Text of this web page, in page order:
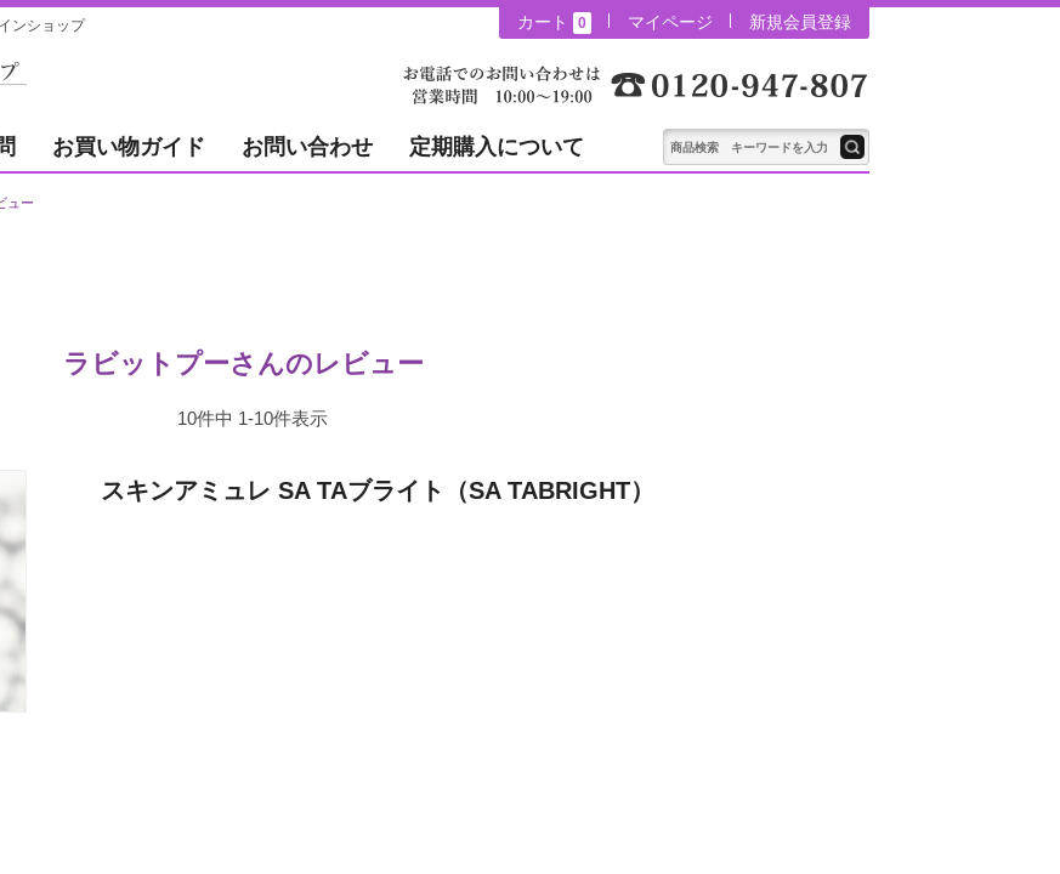
ンショップ カート 0 マイページ 新規会員登録
お買い物ガイド お問い合わせ 定期購入について
ュー
ラビットプーさんのレビュー
10件中 1-10件表示
スキンアミュレ SA TAブライト（SA TABRIGHT）